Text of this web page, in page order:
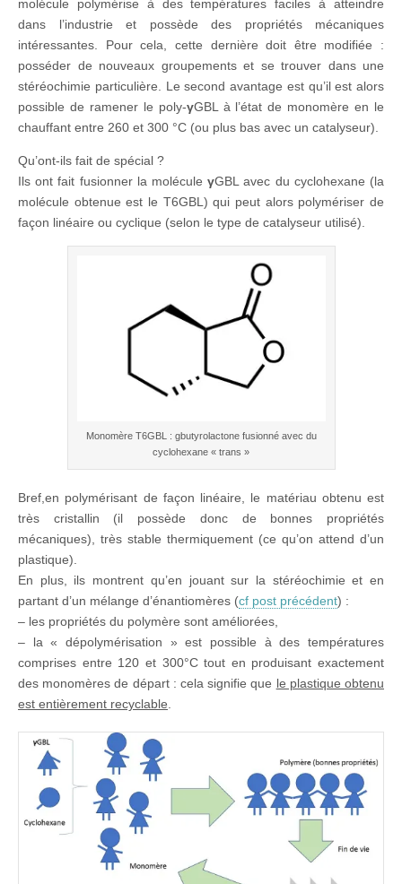
molécule polymérise à des températures faciles à atteindre
dans l’industrie et possède des propriétés mécaniques
intéressantes. Pour cela, cette dernière doit être modifiée :
posséder de nouveaux groupements et se trouver dans une
stéréochimie particulière. Le second avantage est qu’il est alors
possible de ramener le poly-γGBL à l’état de monomère en le
chauffant entre 260 et 300 °C (ou plus bas avec un catalyseur).
Qu’ont-ils fait de spécial ?
Ils ont fait fusionner la moléculeγGBL avec du cyclohexane (la
molécule obtenue est le T6GBL) qui peut alors polymériser de
façon linéaire ou cyclique (selon le type de catalyseur utilisé).
Monomère T6GBL : gbutyrolactone fusionné avec du
cyclohexane « trans »
Bref,en polymérisant de façon linéaire, le matériau obtenu est
très cristallin (il possède donc de bonnes propriétés
mécaniques), très stable thermiquement (ce qu’on attend d’un
plastique).
En plus, ils montrent qu’en jouant sur la stéréochimie et en
partant d’un mélange d’énantiomères (cf post précédent) :
– les propriétés du polymère sont améliorées,
– la « dépolymérisation » est possible à des températures
comprises entre 120 et 300°C tout en produisant exactement
des monomères de départ : cela signifie que le plastique obtenu
est entièrement recyclable